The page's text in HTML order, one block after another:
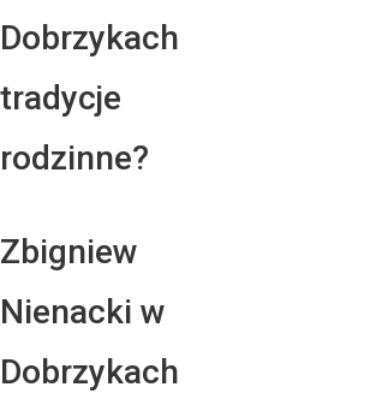
Dobrzykach
tradycje
rodzinne?
Zbigniew
Nienacki w
Dobrzykach